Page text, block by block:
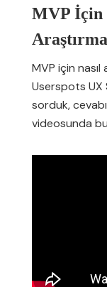
MVP İçin
MVP için nasıl
Userspots UX
sorduk,
videosunda